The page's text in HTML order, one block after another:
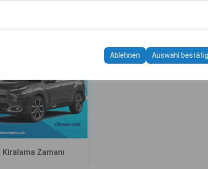
uns, Ihnen auf Ihre Interessen abgestimmte personalisierte
zu messen (Impressionen, Klickrate).
Sprachpräferenzen und
Ablehnen Auswahl
Zamanı